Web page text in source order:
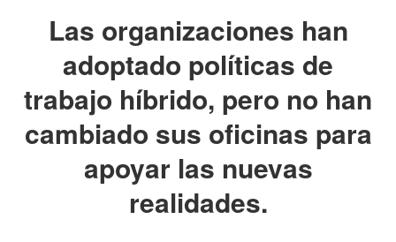
Las organizaciones han
adoptado políticas de
trabajo híbrido, pero no han
cambiado sus oficinas para
apoyar las nuevas
realidades.